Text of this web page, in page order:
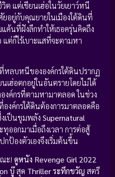
วิต แต่เชียนเฮ่อในวัยเยาว์หนี
ยอยู่กับคุณยายในเมืองใต้ดินที่
ค้นที่ฝังลึกทำให้เธอครุ่นคิดถึง
ต่ก็ไร้เบาะแสที่จะตามหา
ลบหนีขององค์กรใต้ดินปรากฏ
ฮ่อตกอยู่ในอันตรายโดยไม่ได้
งค์กรที่ตามหามาตลอด ในช่วง
องค์กรใต้ดินต้องการมาตลอดคือ
เป็นขุมพลัง Supernatural
ออกมาเมื่อถึงเวลา การต่อสู้
กป้องตัวเองจึงเริ่มต้นขึ้น
ะ! ดูหนัง Revenge Girl 2022
บู๊สุด Thriller ระทึกขวัญ สตรี